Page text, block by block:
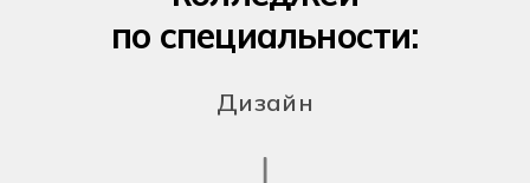
по специальности:
Дизайн